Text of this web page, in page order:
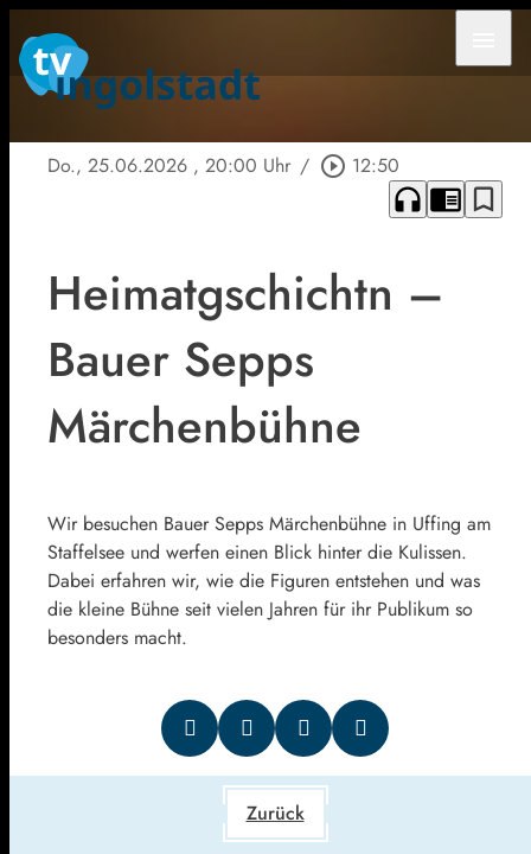
Do., 25.06.2026 , 20:00 Uhr / play_circle_outline 12:50
headphones chrome_reader_mode bookmark_border
Heimatgschichtn –
Bauer Sepps
Märchenbühne
Wir besuchen Bauer Sepps Märchenbühne in Uffing am
Staffelsee und werfen einen Blick hinter die Kulissen.
Dabei erfahren wir, wie die Figuren entstehen und was
die kleine Bühne seit vielen Jahren für ihr Publikum so
besonders macht.
Zurück